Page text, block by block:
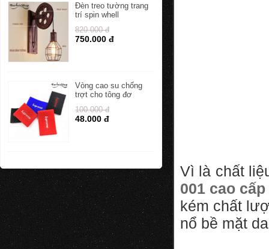
Đèn treo tường trang
trí spin whell
820.000 đ
750.000 đ
Vòng cao su chống
trợt cho tông đơ
100.000 đ
48.000 đ
Vì là chất
001 cao cấp
kém chất
nổ bề mặt da